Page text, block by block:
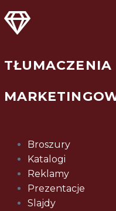
TŁUMACZENIA
Broszury
Katalogi
Reklamy
Prezentacje
Slajdy